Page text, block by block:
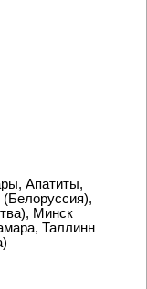
Апатиты,
Минск
Таллинн